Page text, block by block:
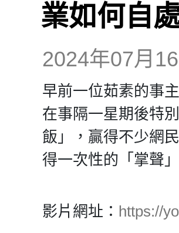
業如何自
2024年07月
早前一位茹素的事
在事隔一星期後特
飯」，贏得不少網
得一次性的「掌聲
影片網址： https://